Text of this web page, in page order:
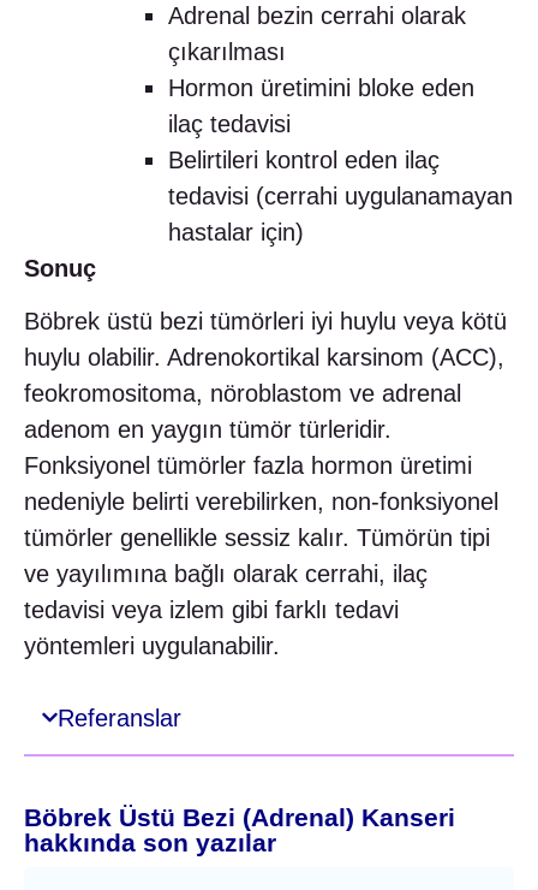
Adrenal bezin cerrahi olarak
çıkarılması
Hormon üretimini bloke eden
ilaç tedavisi
Belirtileri kontrol eden ilaç
tedavisi (cerrahi uygulanamayan
hastalar için)
Sonuç
Böbrek üstü bezi tümörleri iyi huylu veya kötü
huylu olabilir. Adrenokortikal karsinom (ACC),
feokromositoma, nöroblastom ve adrenal
adenom en yaygın tümör türleridir.
Fonksiyonel tümörler fazla hormon üretimi
nedeniyle belirti verebilirken, non-fonksiyonel
tümörler genellikle sessiz kalır. Tümörün tipi
ve yayılımına bağlı olarak cerrahi, ilaç
tedavisi veya izlem gibi farklı tedavi
yöntemleri uygulanabilir.
Referanslar
Böbrek Üstü Bezi (Adrenal) Kanseri
hakkında son yazılar